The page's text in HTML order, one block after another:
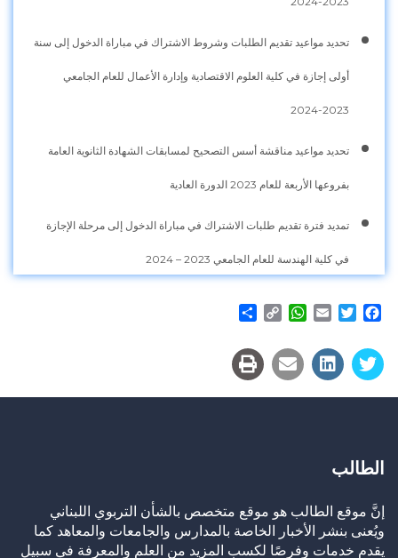
تحديد مواعيد تقديم الطلبات وشروط الاشتراك في مباراة الدخول إلى سنة
أولى إجازة في كلية العلوم الاقتصادية وإدارة الأعمال للعام الجامعي
2023-2024
تحديد مواعيد مناقشة أسس التصحيح لمسابقات الشهادة الثانوية العامة
بفروعها الأربعة للعام 2023 الدورة العادية
تمديد فترة تقديم طلبات الاشتراك في مباراة الدخول إلى مرحلة الإجازة
في كلية الهندسة للعام الجامعي 2023 – 2024
Facebook
Twitter
Email
WhatsApp
Copy
الطالب
إنَّ موقع الطالب هو موقع متخصص بالشأن التربوي اللبناني
ويُعنى بنشر الأخبار الخاصة بالمدارس والجامعات والمعاهد كما
يقدم خدمات وفرصًا لكسب المزيد من العلم والمعرفة في سبيل